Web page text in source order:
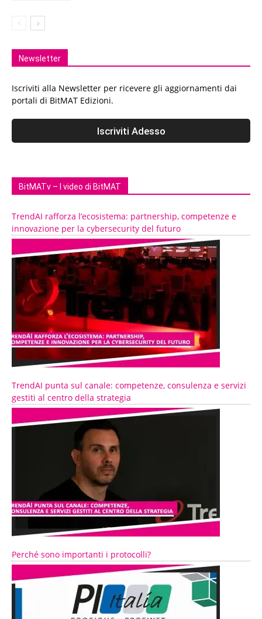
Newsletter
Iscriviti alla Newsletter per ricevere gli aggiornamenti dai
portali di BitMAT Edizioni.
BitMATv – I video di BitMAT
TrendAI rafforza l’ecosistema: partnership, competenze e
innovazione per la cybersecurity del futuro
TrendAI punta sul canale: competenze, consulenza e servizi
gestiti al centro della strategia
Perché sono importanti i protocolli?